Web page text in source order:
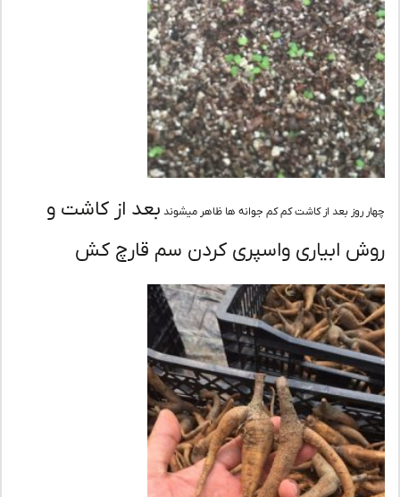
روز بعد از کاشت کم کم جوانه ها ظاهر میشوندبعد از کاشت و
ابیاری واسپری کردن سم قارچ کش